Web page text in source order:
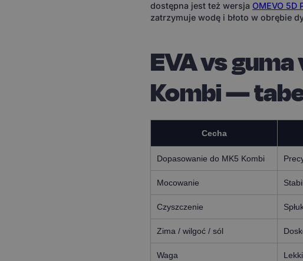
dostępna jest też wersja OMEVO 5D
zatrzymuje wodę i błoto w obrębie
EVA vs
Kombi —
Cecha
Dopasowanie do MK5 Kombi
Mocowanie
Czyszczenie
Zima / wilgoć / sól
Waga